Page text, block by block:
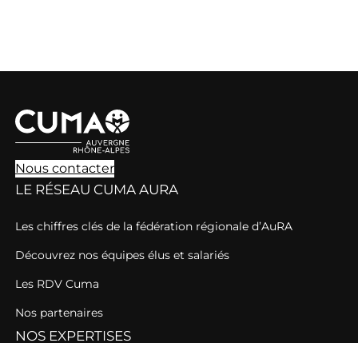
Nous contacter
LE RÉSEAU CUMA AURA
Les chiffres clés de la fédération régionale d’AuRA
Découvrez nos équipes élus et salariés
Les RDV Cuma
Nos partenaires
NOS EXPERTISES